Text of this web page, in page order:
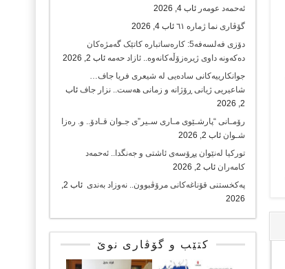
ئەحمەد عومەر ئاب 4, 2026
گۆڤاری نما ژمارە ٦١
ئاب 4, 2026
دۆزی فەلسەفە5: کارەساتبارە کاتێک گەمژەکان
دەکەونە داوی ژیرەزۆڵەکانەوە.. ئازاد حەمە ئاب 2, 2026
جوانکارییەکانی سادەیی لە شیعری فریا جاف…
شاعیریی ژیانی ڕۆژانە و زمانی هەست.. نزار جاف ئاب
2, 2026
رۆمـانی “پارشـێوی مـاری سـیر”ی جـوان قـادۆ.. و. رەزا
شـوان ئاب 2, 2026
تورکیا لەنێوان پڕۆسەی ئاشتی و جەنگدا.. ئەحمەد
کامەران ئاب 2, 2026
پەکخستنی قۆناغەکانی مرۆڤبوون.. نەوزاد بەندی
ئاب 2,
2026
کتێب و گۆڤاری نوێ